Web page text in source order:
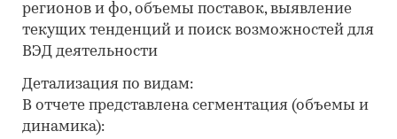
регионов и фо, объемы поставок, выявление
текущих тенденций и поиск возможностей для
ВЭД деятельности
Детализация по видам:
В отчете представлена сегментация (объемы и
динамика):